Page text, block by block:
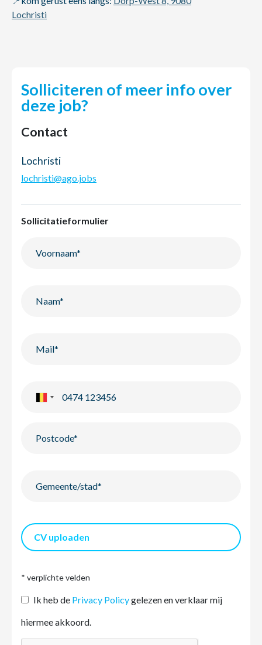
Lochristi
Solliciteren of meer info over
deze job?
Contact
Lochristi
lochristi@ago.jobs
Sollicitatieformulier
CV uploaden
* verplichte velden
Ik heb de Privacy Policygelezen en verklaar mij
hiermee akkoord.